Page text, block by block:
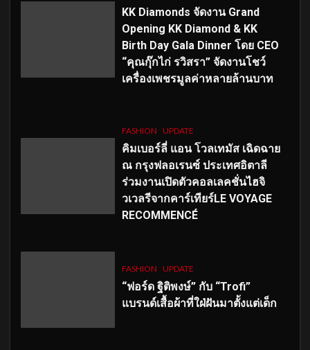
KK Diamonds จัดงาน Grand
Opening KK Diamond & KK
Birth Day Gala Dinner โดย CEO
“คุณกุ๊กไก่ รวิสรา” จัดงานโชว์
เครื่องเพชรมูลค่าหลายล้านบาท
FASHION UPDATE
คิมเบอร์ลี่ แอน โวลเทมัส เฉิดฉาย
ณ กรุงฟลอเรนซ์ ประเทศอิตาลี
ร่วมงานเปิดตัวคอลเลคชั่นไฮจิ
วเวลรีจากคาร์เทียร์LE VOYAGE
RECOMMENCÉ
FASHION UPDATE
“ฟอร์ด ฐิติพงษ์” กับ “Trofi”
แบรนด์เสื้อผ้าที่ใฝ่ฝันมาตั้งแต่เด็ก